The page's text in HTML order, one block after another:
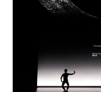
開放時間：
灣仔本部：上午十時至下
下載節目表
請密切留意演藝學院社交